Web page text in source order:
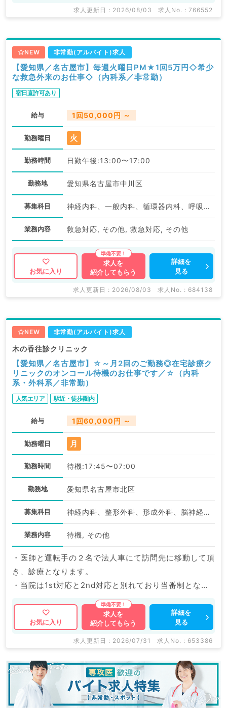
求人更新日 : 2026/08/03 求人No. : 766552
NEW 非常勤(アルバイト)求人
【愛知県／名古屋市】毎週火曜日PM★1回5万円◇希少
な救急外来のお仕事◇（内科系／非常勤）
宿日直許可あり
給与 1回50,000円 ～
勤務曜日 火
勤務時間 日勤午後:13:00〜17:00
勤務地 愛知県名古屋市中川区
募集科目 神経内科、一般内科、循環器内科、呼吸器内科、消化器内科、内分泌・代謝内科、腎臓内科、老年内科、血液内科、膠原病科
業務内容 救急対応, その他, 救急対応, その他
お気に入り
求人を
紹介してもらう
詳細を
見る
求人更新日 : 2026/08/03 求人No. : 684138
NEW 非常勤(アルバイト)求人
木の香往診クリニック
【愛知県／名古屋市】☆～月2回のご勤務◎在宅診療ク
リニックのオンコール待機のお仕事です／☆（内科
系・外科系／非常勤）
人気エリア 駅近・徒歩圏内
給与 1回60,000円 ～
勤務曜日 月
勤務時間 待機:17:45〜07:00
勤務地 愛知県名古屋市北区
募集科目 神経内科、整形外科、形成外科、脳神経外科、呼吸器外科、心臓血管外科、小児外科、泌尿器科、一般内科、循環器内科、呼吸器内科、消化器内科、内分泌・代謝内科、腎臓内科、老年内科、血液内科、外科系全般、一般外科、消化器外科、乳腺外科、膠原病科、大腸・肛門外科、脊髄・脊椎外科
業務内容 待機, その他
・医師と運転手の２名で法人車にて訪問先に移動して頂
き、診療となります。
・当院は1st対応と2nd対応と別れており当番制となっ
・1stに関しては当院看護師が担当しており、今回求人
におきましては出動または相談を受けていただく2nd医
師の募集となります。
と判断した場合に、2nd医師に依頼し出動いただくこと
と、看護師から対応相談がございます。
・1stの電話対応は看護師が対応するため、出動中の先
お気に入り
求人を
紹介してもらう
詳細を
見る
求人更新日 : 2026/07/31 求人No. : 653386